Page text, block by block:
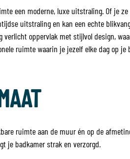
een moderne, luxe uitstraling. Of je
uitstraling en kan een echte
oppervlak met stijlvol design,
ruimte waarin je jezelf elke dag op je
ruimte aan de muur én op de
je badkamer strak en verzorgd.